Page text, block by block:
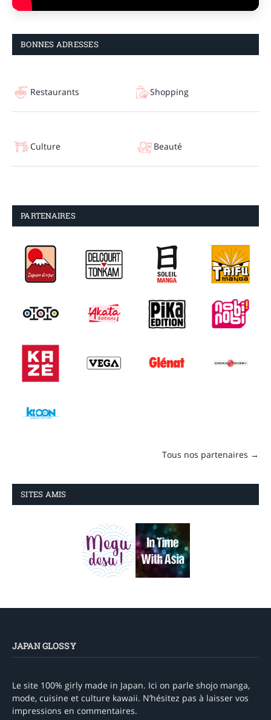
BONNES ADRESSES
Restaurants Shopping
Culture Beauté
PARTENAIRES
Tous nos partenaires →
SITES AMIS
JAPAN GLOSSY
Le site 100% girly made in Japan. Ici on parle shojo manga,
mode, cuisine et culture kawaii. N’hésitez pas à laisser vos
impressions en commentaires.